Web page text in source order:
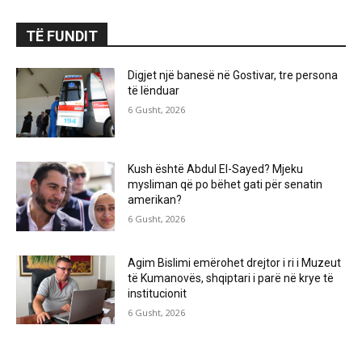
TË FUNDIT
Digjet një banesë në Gostivar, tre persona
të lënduar
6 Gusht, 2026
Kush është Abdul El-Sayed? Mjeku
mysliman që po bëhet gati për senatin
amerikan?
6 Gusht, 2026
Agim Bislimi emërohet drejtor i ri i Muzeut
të Kumanovës, shqiptari i parë në krye të
institucionit
6 Gusht, 2026